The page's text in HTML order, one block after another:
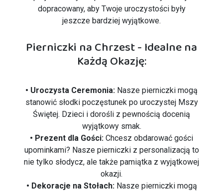
dopracowany, aby Twoje uroczystości były
jeszcze bardziej wyjątkowe.
Pierniczki na Chrzest - Idealne na
Każdą Okazję:
• Uroczysta Ceremonia: Nasze pierniczki mogą
stanowić słodki poczęstunek po uroczystej Mszy
Świętej. Dzieci i dorośli z pewnością docenią
wyjątkowy smak.
• Prezent dla Gości: Chcesz obdarować gości
upominkami? Nasze pierniczki z personalizacją to
nie tylko słodycz, ale także pamiątka z wyjątkowej
okazji.
• Dekoracje na Stołach:Nasze pierniczki mogą